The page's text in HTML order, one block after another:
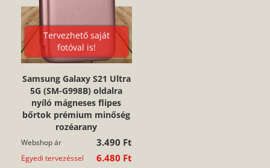
Tervezhető saját
fotóval is!
Samsung Galaxy S21 Ultra
5G (SM-G998B) oldalra
nyíló mágneses flipes
bőrtok prémium minőség
rozéarany
Webshop ár 3.490 Ft
Egyedi tervezéssel 6.480 Ft